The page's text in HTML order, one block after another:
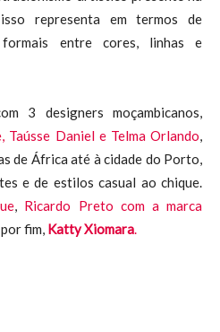
representa em termos de
entre cores, linhas e
3 designers moçambicanos,
Taússe Daniel e Telma Orlando,
de África até à cidade do Porto,
e de estilos casual ao chique.
, Ricardo Preto com a marca
fim, Katty Xiomara.